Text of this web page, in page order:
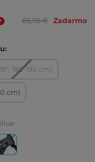
65,95 € Zadarmo
180-195 cm)
cm)